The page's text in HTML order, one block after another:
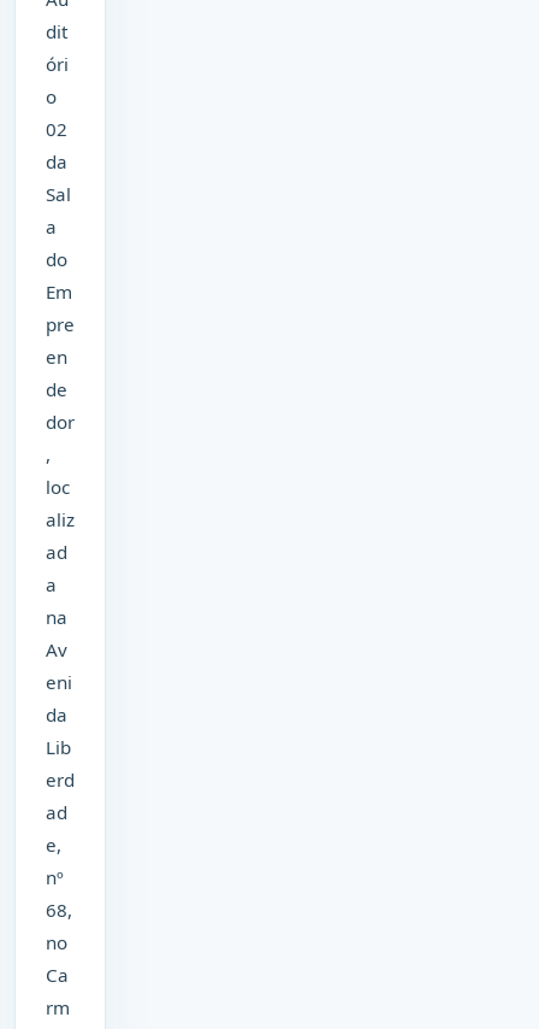
dit
óri
o
02
da
Sal
a
do
Em
pre
en
de
dor
,
loc
aliz
ad
a
na
Av
eni
da
Lib
erd
ad
e,
nº
68,
no
Ca
rm